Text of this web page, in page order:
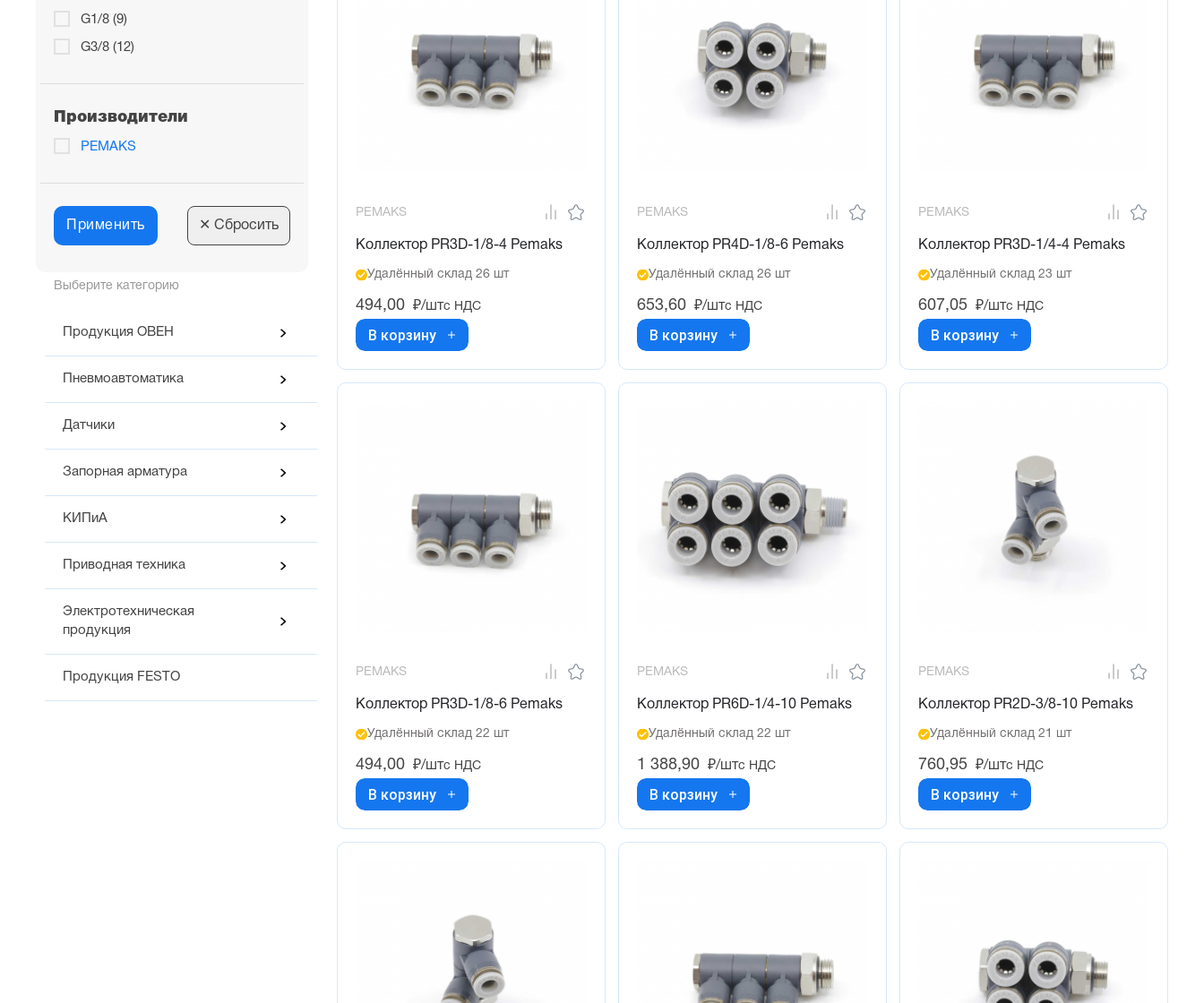
Выберите категорию
Продукция ОВЕН
Пневмоавтоматика
Датчики
Запорная арматура
КИПиА
Приводная техника
Электротехническая
продукция
Продукция FESTO
G1/8 (9)
G3/8 (12)
Производители
PEMAKS
Применить ✕ Сбросить
PEMAKS
Коллектор PR3D-1/8-4 Pemaks
Удалённый склад 26 шт
494,00 ₽/штс НДС
В корзину
PEMAKS
Коллектор PR4D-1/8-6 Pemaks
Удалённый склад 26 шт
653,60 ₽/штс НДС
В корзину
PEMAKS
Коллектор PR3D-1/4-4 Pemaks
Удалённый склад 23 шт
607,05 ₽/штс НДС
В корзину
PEMAKS
Коллектор PR3D-1/8-6 Pemaks
Удалённый склад 22 шт
494,00 ₽/штс НДС
В корзину
PEMAKS
Коллектор PR6D-1/4-10 Pemaks
Удалённый склад 22 шт
1 388,90 ₽/штс НДС
В корзину
PEMAKS
Коллектор PR2D-3/8-10 Pemaks
Удалённый склад 21 шт
760,95 ₽/штс НДС
В корзину